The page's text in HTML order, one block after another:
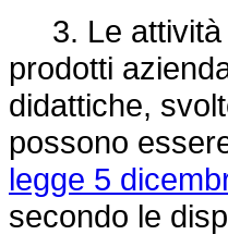
3. Le attività
prodotti
didattiche,
possono
legge 5
secondo le